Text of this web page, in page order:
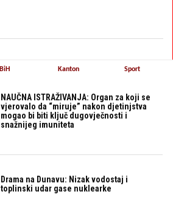
NAUČNA ISTRAŽIVANJA: Organ za koji se
vjerovalo da “miruje” nakon djetinjstva
mogao bi biti ključ dugovječnosti i
snažnijeg imuniteta
Drama na Dunavu: Nizak vodostaj i
toplinski udar gase nuklearke
BiH Kanton Sport